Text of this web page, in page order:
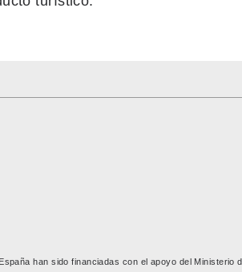
han sido financiadas con el apoyo del Ministerio